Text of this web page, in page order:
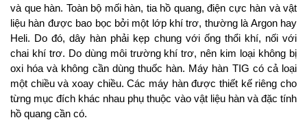
và que hàn. Toàn bộ mối hàn, tia hồ quang, điện cực hàn và vật
liệu hàn được bao bọc bởi một lớp khí trơ, thường là Argon hay
Heli. Do đó, dây hàn phải kẹp chung với ống thổi khí, nối với
chai khí trơ. Do dùng môi trường khí trơ, nên kim loại không bị
oxi hóa và không cần dùng thuốc hàn. Máy hàn TIG có cả loại
một chiều và xoay chiều. Các máy hàn được thiết kế riêng cho
từng mục đích khác nhau phụ thuộc vào vật liệu hàn và đặc tính
hồ quang cần có.